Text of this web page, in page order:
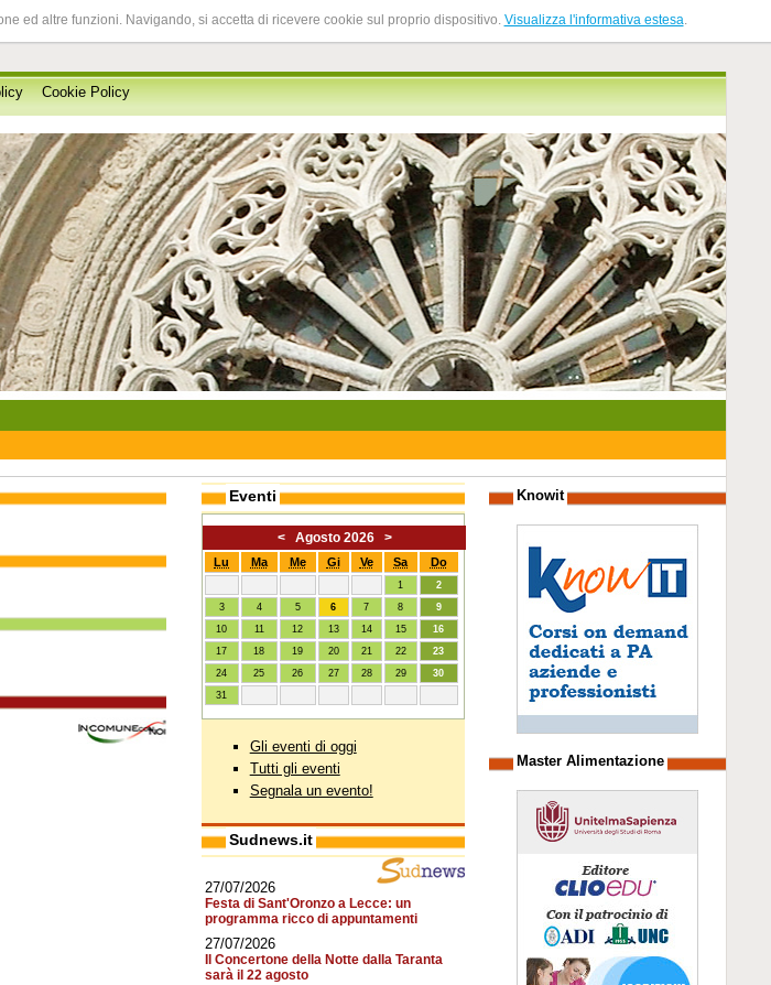
ed altre funzioni. Navigando, si accetta di ricevere cookie sul proprio dispositivo. Visualizza l'informativa estesa.
Cookie Policy
Eventi
< Agosto 2026 >
Lu Ma Me Gi Ve Sa Do
1
2
3
4 5 6 7 8
9
10
11 12 13 14 15
16
17
18 19 20 21 22
23
24
25 26 27 28 29
30
31
Gli eventi di oggi
Tutti gli eventi
Segnala un evento!
Sudnews.it
27/07/2026
Festa di Sant'Oronzo a Lecce: un
programma ricco di appuntamenti
27/07/2026
Il Concertone della Notte dalla Taranta
sarà il 22 agosto
Knowit
Master Alimentazione